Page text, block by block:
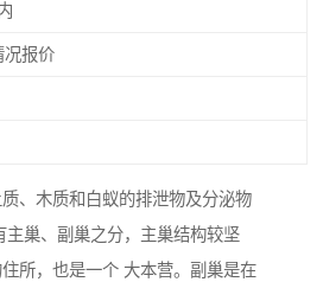
况报价
、木质和白蚁的排泄物及分泌物
主巢、副巢之分，主巢结构较坚
所，也是一个 大本营。副巢是在